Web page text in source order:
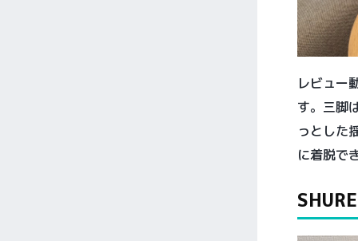
レビュー
す。三脚
っとした
に着脱で